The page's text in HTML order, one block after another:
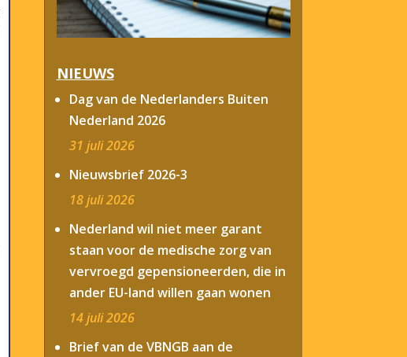
NIEUWS
Dag van de Nederlanders Buiten
Nederland 2026
31 juli 2026
Nieuwsbrief 2026-3
18 juli 2026
Nederland wil niet meer garant
staan voor de medische zorg van
vervroegd gepensioneerden, die in
ander EU-land willen gaan wonen
14 juli 2026
Brief van de VBNGB aan de